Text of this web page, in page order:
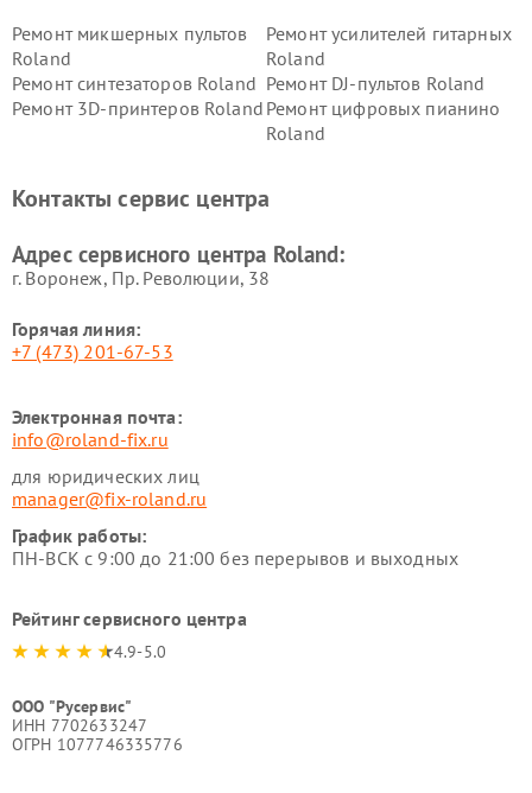
Ремонт микшерных пультов
Roland
Ремонт усилителей гитарных
Roland
Ремонт синтезаторов Roland Ремонт DJ-пультов Roland
Ремонт 3D-принтеров Roland Ремонт цифровых пианино
Roland
Контакты сервис центра
Адрес сервисного центра Roland:
г. Воронеж, Пр. Революции, 38
Горячая линия:
+7 (473) 201-67-53
Электронная почта:
info@roland-fix.ru
для юридических лиц
manager@fix-roland.ru
График работы:
ПН-ВСК с 9:00 до 21:00 без перерывов и выходных
Рейтинг сервисного центра
4.9-5.0
ООО "Русервис"
ИНН 7702633247
ОГРН 1077746335776